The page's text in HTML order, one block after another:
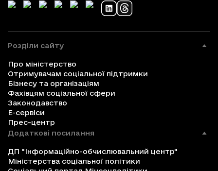
Розділи сайту
Про міністерство
Отримувачам соціальної підтримки
Бізнесу та організаціям
Фахівцям соціальної сфери
Законодавство
Е-сервіси
Прес-центр
Додаткові посилання
ДП "Інформаційно-обчислювальний центр"
Міністерства соціальної політики